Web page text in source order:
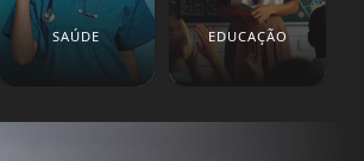
SAÚDE EDUCAÇÃO